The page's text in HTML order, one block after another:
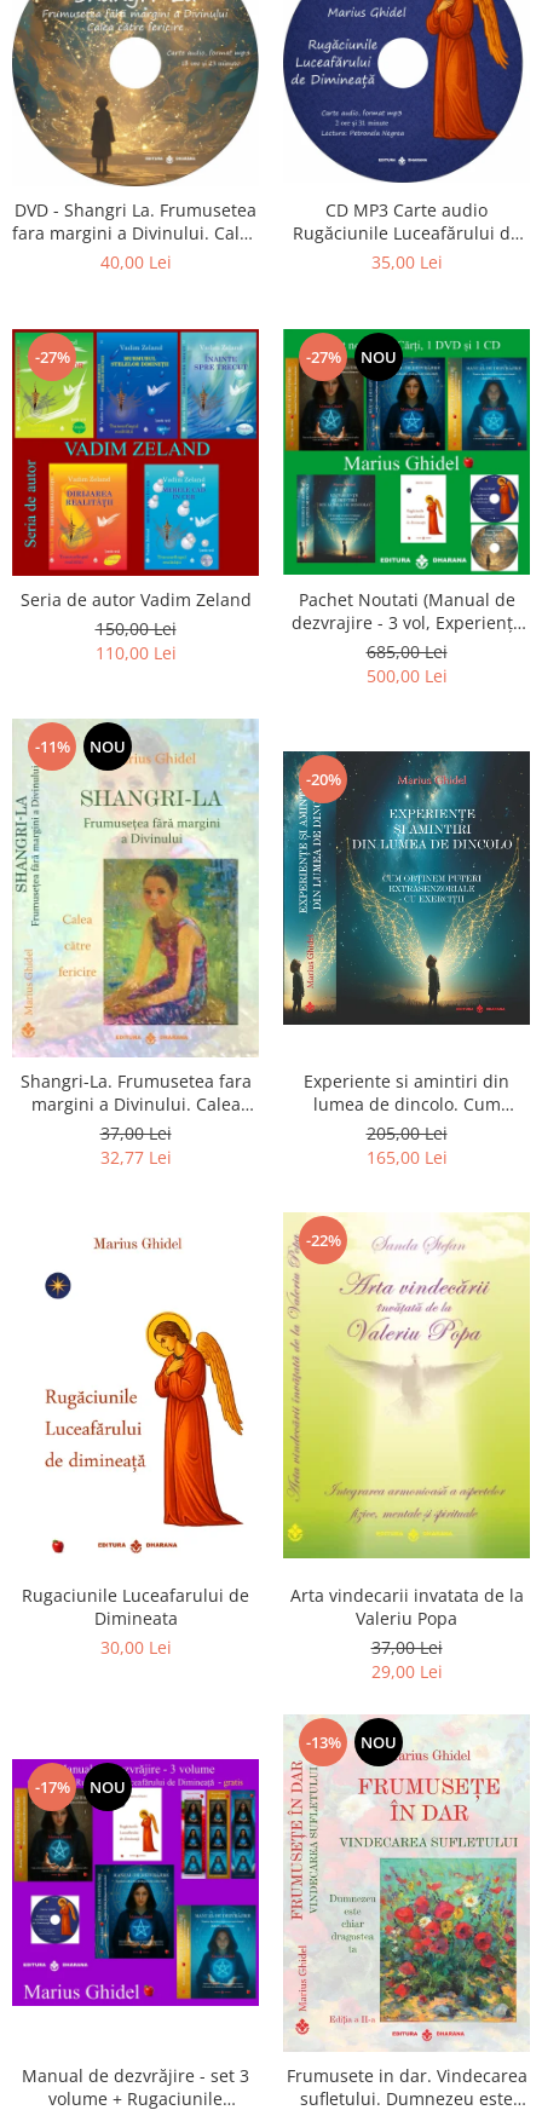
DVD - Shangri La. Frumusetea
fara margini a Divinului. Calea
catre fericire
40,00 Lei
CD MP3 Carte audio
Rugăciunile Luceafărului de
dimineață
35,00 Lei
-27%
Seria de autor Vadim Zeland
150,00 Lei
110,00 Lei
-27% NOU
Pachet Noutati (Manual de
dezvrajire - 3 vol, Experiențe
și amintiri, Rugăciunile
Luceafarului de dimineata) -
Marius Ghidel
685,00 Lei
500,00 Lei
-11% NOU
Shangri-La. Frumusetea fara
margini a Divinului. Calea
catre fericire
37,00 Lei
32,77 Lei
-20%
Experiente si amintiri din
lumea de dincolo. Cum
obtinem puteri
extrasenzoriale - cu exercitii
205,00 Lei
165,00 Lei
Rugaciunile Luceafarului de
Dimineata
30,00 Lei
-22%
Arta vindecarii invatata de la
Valeriu Popa
37,00 Lei
29,00 Lei
-17% NOU
Manual de dezvrăjire - set 3
volume + Rugaciunile
-13% NOU
Frumusete in dar. Vindecarea
sufletului. Dumnezeu este